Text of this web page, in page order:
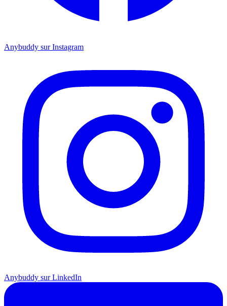
Anybuddy sur Instagram
Anybuddy sur LinkedIn